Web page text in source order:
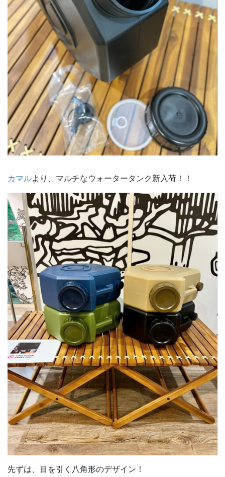
カマルより、マルチなウォータータンク新入荷！！
先ずは、目を引く八角形のデザイン！